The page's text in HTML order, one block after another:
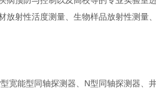
射性活度测量、生物样品放射性测量
能型同轴探测器、N型同轴探测器、